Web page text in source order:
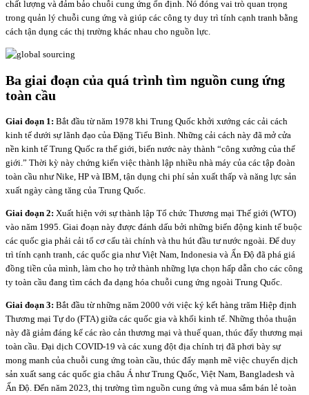
chất lượng và đảm bảo chuỗi cung ứng ổn định. Nó đóng vai trò quan trọng
trong quản lý chuỗi cung ứng và giúp các công ty duy trì tính cạnh tranh bằng
cách tận dụng các thị trường khác nhau cho nguồn lực.
Ba giai đoạn của quá trình tìm nguồn cung ứng
toàn cầu
Giai đoạn 1: Bắt đầu từ năm 1978 khi Trung Quốc khởi xướng các cải cách
kinh tế dưới sự lãnh đạo của Đặng Tiểu Bình. Những cải cách này đã mở cửa
nền kinh tế Trung Quốc ra thế giới, biến nước này thành “công xưởng của thế
giới.” Thời kỳ này chứng kiến việc thành lập nhiều nhà máy của các tập đoàn
toàn cầu như Nike, HP và IBM, tận dụng chi phí sản xuất thấp và năng lực sản
xuất ngày càng tăng của Trung Quốc.
Giai đoạn 2: Xuất hiện với sự thành lập Tổ chức Thương mại Thế giới (WTO)
vào năm 1995. Giai đoạn này được đánh dấu bởi những biến động kinh tế buộc
các quốc gia phải cải tổ cơ cấu tài chính và thu hút đầu tư nước ngoài. Để duy
trì tính cạnh tranh, các quốc gia như Việt Nam, Indonesia và Ấn Độ đã phá giá
đồng tiền của mình, làm cho họ trở thành những lựa chọn hấp dẫn cho các công
ty toàn cầu đang tìm cách đa dạng hóa chuỗi cung ứng ngoài Trung Quốc.
Giai đoạn 3: Bắt đầu từ những năm 2000 với việc ký kết hàng trăm Hiệp định
Thương mại Tự do (FTA) giữa các quốc gia và khối kinh tế. Những thỏa thuận
này đã giảm đáng kể các rào cản thương mại và thuế quan, thúc đẩy thương mại
toàn cầu. Đại dịch COVID-19 và các xung đột địa chính trị đã phơi bày sự
mong manh của chuỗi cung ứng toàn cầu, thúc đẩy mạnh mẽ việc chuyển dịch
sản xuất sang các quốc gia châu Á như Trung Quốc, Việt Nam, Bangladesh và
Ấn Độ. Đến năm 2023, thị trường tìm nguồn cung ứng và mua sắm bán lẻ toàn